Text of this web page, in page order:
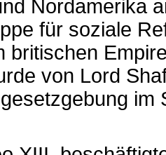
Nordamerika
für soziale
britischen
von Lord
im